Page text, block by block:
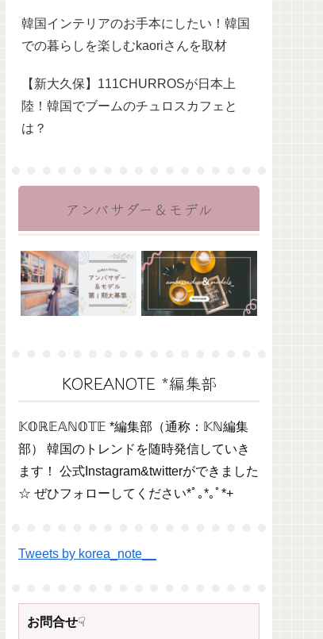
韓国インテリアのお手本にしたい！韓国
での暮らしを楽しむkaoriさんを取材
【新大久保】111CHURROSが日本上
陸！韓国でブームのチュロスカフェと
は？
アンバサダー＆モデル
KOREANOTE *編集部
𝕂𝕆ℝ𝔼𝔸ℕ𝕆𝕋𝔼 *編集部（通称：𝕂ℕ編集
部） 韓国のトレンドを随時発信していき
ます！ 公式Instagram&twitterができました
☆ ぜひフォローしてください*ﾟ｡*｡ﾟ*+
Tweets by korea_note__
お問合せ☟